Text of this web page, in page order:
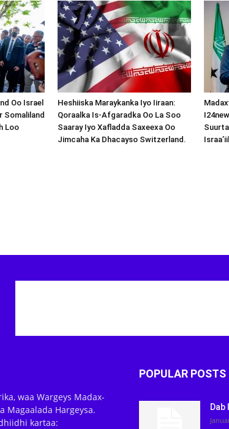
Oo Israel
Somaliland
Loo
Heshiiska Maraykanka Iyo Iiraan:
Qoraalka Is-Afgaradka Oo La Soo
Saaray Iyo Xafladda Saxeexa Oo
Jimcaha Ka Dhacayso Switzerland.
waa Wargeys Madax-
Magaalada Hargeysa.
kartaa:
POPULAR POSTS
Dab